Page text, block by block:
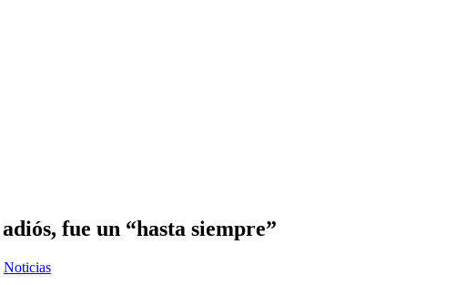
fue un “hasta siempre”
Noticias